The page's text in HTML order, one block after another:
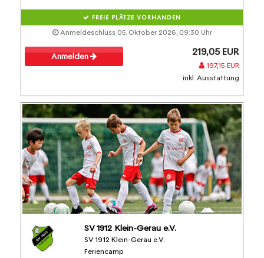
FREIE PLÄTZE VORHANDEN
Anmeldeschluss 05. Oktober 2026, 09:30 Uhr
Anmelden 219,05 EUR
197,15 EUR
inkl. Ausstattung
SV 1912 Klein-Gerau e.V.
SV 1912 Klein-Gerau e.V.
Feriencamp